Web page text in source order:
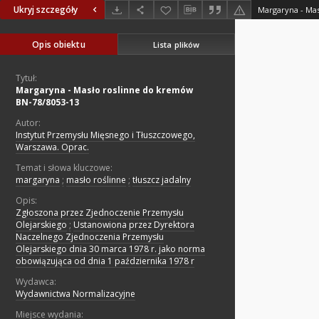
Ukryj szczegóły
Opis obiektu Lista plików
Tytuł:
Margaryna - Masło roslinne do kremów
BN-78/8053-13
Autor:
Instytut Przemysłu Mięsnego i Tłuszczowego,
Warszawa. Oprac.
Temat i słowa kluczowe:
margaryna ; masło roślinne ; tłuszcz jadalny
Opis:
Zgłoszona przez Zjednoczenie Przemysłu
Olejarskiego ; Ustanowiona przez Dyrektora
Naczelnego Zjednoczenia Przemysłu
Olejarskiego dnia 30 marca 1978 r. jako norma
obowiązująca od dnia 1 października 1978 r
Wydawca:
Wydawnictwa Normalizacyjne
Miejsce wydania: